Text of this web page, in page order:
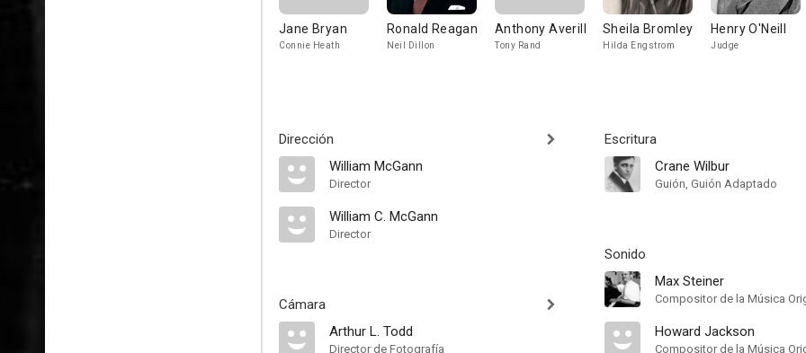
Jane Bryan
Connie Heath
Ronald Reagan
Neil Dillon
Anthony Averill
Tony Rand
Sheila Bromley
Hilda Engstrom
Henry O'Neill
Judge
Dirección
William McGann
Director
William C. McGann
Director
Cámara
Arthur L. Todd
Director de Fotografía
Escritura
Crane Wilbur
Guión, Guión Adaptado
Sonido
Max Steiner
Compositor de la Música
Howard Jackson
Compositor de la Música